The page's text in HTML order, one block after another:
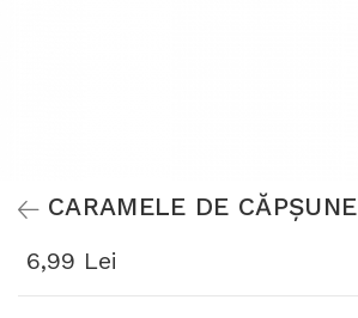
CARAMELE DE CĂPȘUNE
6,99 Lei